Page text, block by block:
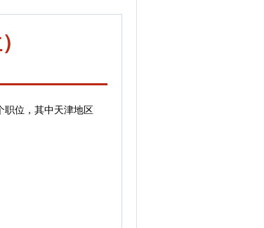
职位，其中天津地区